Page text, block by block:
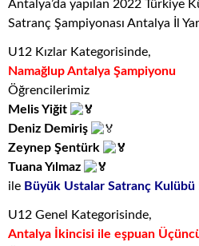
Antalya’da yapılan 2022 Türkiye
Satranç Şampiyonası Antalya İl
U12 Kızlar Kategorisinde,
Namağlup Antalya Şampiyonu
Öğrencilerimiz
Melis Yiğit
Deniz Demiriş
Zeynep Şentürk
Tuana Yılmaz
ile Büyük Ustalar Satranç Kulübü
U12 Genel Kategorisinde,
Antalya İkincisi ile eşpuan